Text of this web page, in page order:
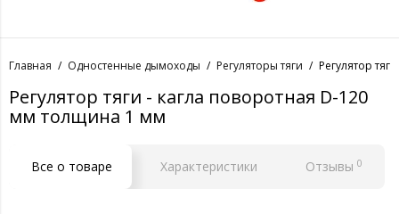
Главная Одностенные дымоходы Регуляторы тяги Регулятор
Регулятор тяги - кагла поворотная D-120
мм толщина 1 мм
Все о товаре Характеристики Отзывы 0